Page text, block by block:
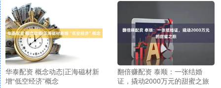
华泰配资 概念动态|正海磁材新
增“低空经济”概念
翻倍赚配资 泰顺：一张结婚
证，撬动2000万元的甜蜜之旅